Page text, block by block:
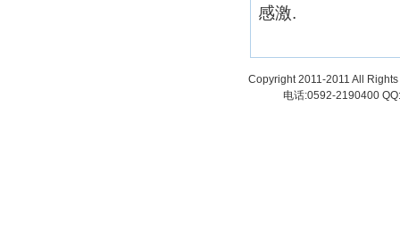
感激.
Copyright 2011-2011 All
电话:0592-2190400